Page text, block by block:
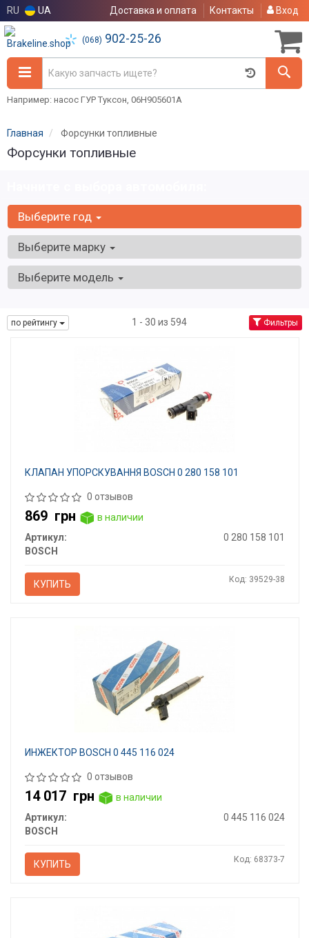
RU UA Доставка и оплата Контакты Вход
(068) 902-25-26
Например: насос ГУР Туксон, 06H905601A
Главная Форсунки топливные
Форсунки топливные
Выберите год
Выберите марку
Выберите модель
по рейтингу 1 - 30 из 594 Фильтры
КЛАПАН УПОРСКУВАННЯ BOSCH 0 280 158 101
0 отзывов
869 грн
в наличии
Артикул:
0 280 158 101
BOSCH
КУПИТЬ Код: 39529-38
ИНЖЕКТОР BOSCH 0 445 116 024
0 отзывов
14 017 грн
в наличии
Артикул:
0 445 116 024
BOSCH
КУПИТЬ Код: 68373-7